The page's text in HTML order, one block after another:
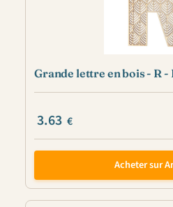
Grande lettre en bois - R -
3.63 €
Acheter sur